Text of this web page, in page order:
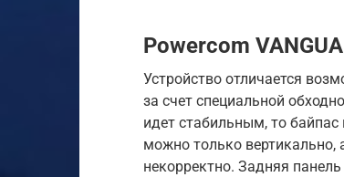
Powercom
Устройство отличается
за счет специальной
идет стабильным, то байпас
можно только вертикально,
некорректно. Задняя